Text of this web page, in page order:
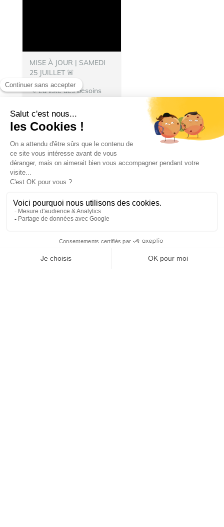
MISE À JOUR | SAMEDI
25 JUILLET 🚨
📢 La liste des besoins
avons besoin de
nourriture pour les repas
des pompiers hébergés à
Talence. N’hésitez pas à
donner : 🍽️ Denrées...
25 juillet 2026 19 h 27 min
25 13 1
SHOW MORE